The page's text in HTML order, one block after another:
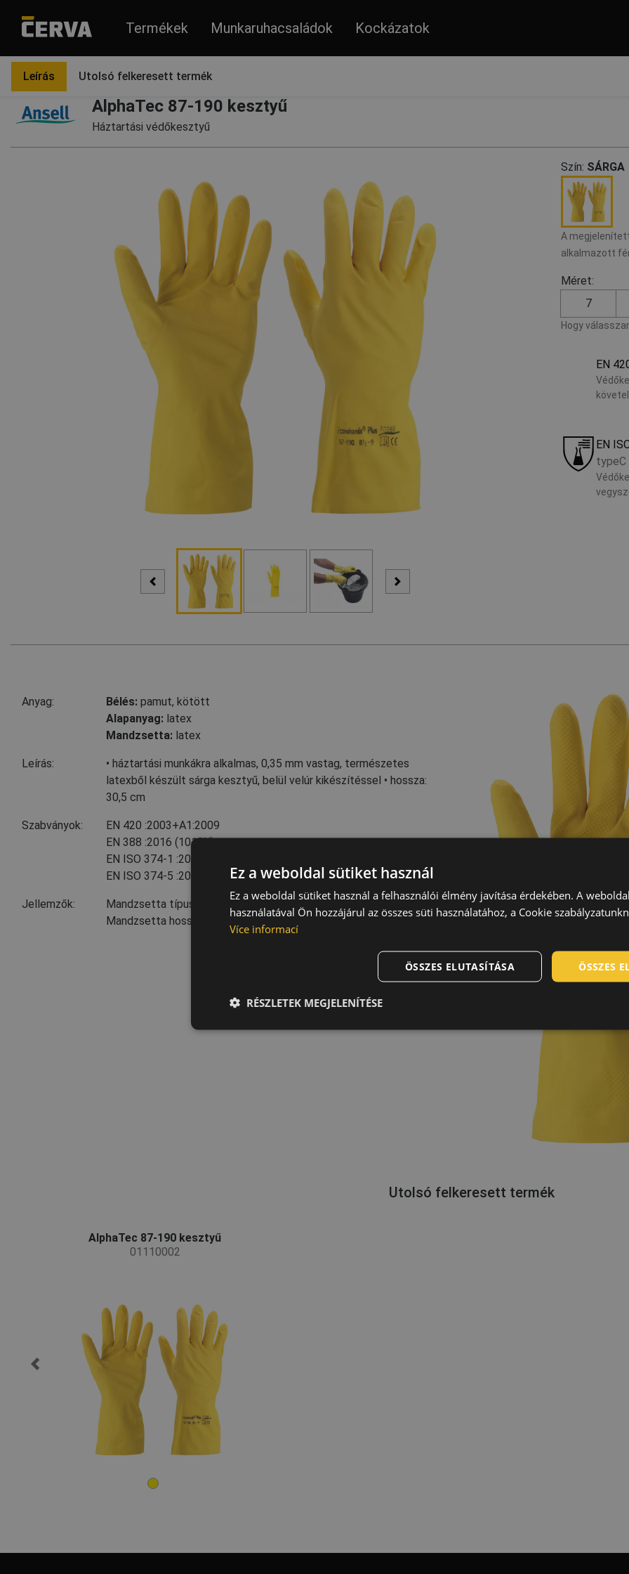
Termékek Munkaruhacsaládok Kockázatok
AlphaTec 87-190 kesztyű
Háztartási védőkesztyű
Szín: SÁRGA
A
alkalmazott
Méret:
7
Hogy
EN
EN
typeC
Leírás Utolsó felkeresett termék
Anyag: Bélés: pamut, kötött
Alapanyag: latex
Mandzsetta: latex
Leírás:
• háztartási munkákra alkalmas, 0,35 mm vastag, természetes
latexből készült sárga kesztyű, belül velúr kikészítéssel • hossza:
30,5 cm
Szabványok: EN 420 :2003+A1:2009
EN 388 :2016 (1010X)
EN ISO 374-1 :2016
EN ISO 374-5 :2016 (virus pass)
Jellemzők:
Mandzsetta típusa: slip-on
Mandzsetta hossza: 29 cm
Utolsó felkeresett termék
AlphaTec 87-190 kesztyű
01110002
Ez a weboldal sütiket használ
Ez a weboldal sütiket használ a felhasználói élmény javítása érdekében. A
használatával Ön hozzájárul az összes süti használatához, a Cookie
Více informací
ÖSSZES
ÖSSZES ELUTASÍTÁSA
RÉSZLETEK MEGJELENÍTÉSE